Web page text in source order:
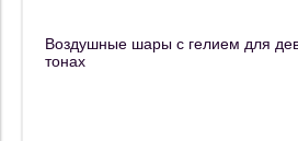
Воздушные шары с гелием для
тонах